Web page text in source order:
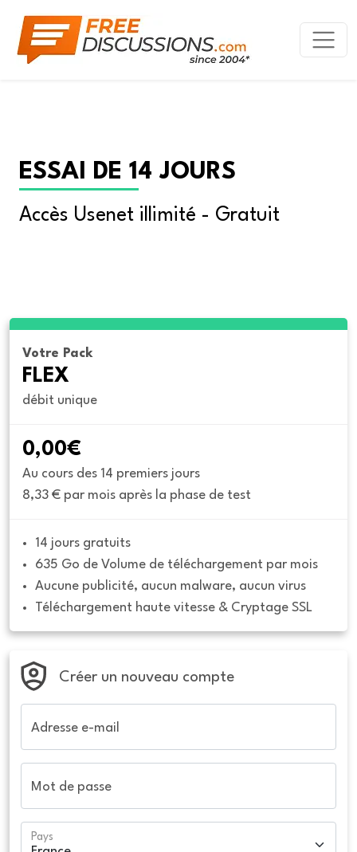
ESSAI DE 14 JOURS
Accès Usenet illimité - Gratuit
Votre Pack
FLEX
débit unique
0,00€
Au cours des 14 premiers jours
8,33 € par mois après la phase de test
14 jours gratuits
635 Go de Volume de téléchargement par mois
Aucune publicité, aucun malware, aucun virus
Téléchargement haute vitesse & Cryptage SSL
Créer un nouveau compte
Adresse e-mail
Mot de passe
Pays